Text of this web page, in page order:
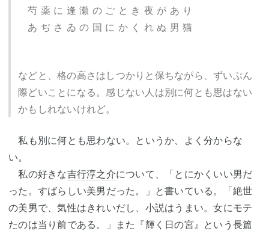
芍 薬 に 逢 瀬 の ご と き 夜 が あ り
あ ぢ さ ゐ の 国 に か く れ ぬ 男 猫
などと、格の高さはしつかりと保ちながら、ずいぶん
際どいことになる。感じない人は別に何とも思はない
かもしれないけれど。
私も別に何とも思わない。というか、よく分からな
い。
私の好きな吉行淳之介について、「とにかくいい男だ
った。すばらしい美男だった。」と書いている。「絶世
の美男で、気性はきれいだし、小説はうまい。女にモテ
たのは当り前である。」また『輝く日の宮』という長篇